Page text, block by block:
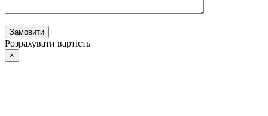
Розрахувати вартість
×